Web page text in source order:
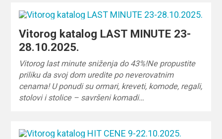
Vitorog katalog LAST MINUTE 23-
28.10.2025.
Vitorog last minute sniženja do 43%!Ne propustite
priliku da svoj dom uredite po neverovatnim
cenama! U ponudi su ormari, kreveti, komode, regali,
stolovi i stolice – savršeni komadi…